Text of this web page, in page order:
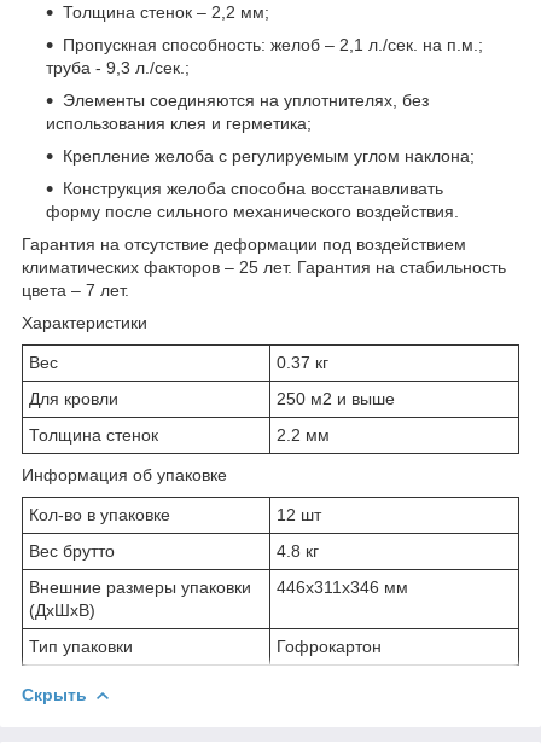
Толщина стенок – 2,2 мм;
Пропускная способность: желоб – 2,1 л./сек. на п.м.;
труба - 9,3 л./сек.;
Элементы соединяются на уплотнителях, без
использования клея и герметика;
Крепление желоба с регулируемым углом наклона;
Конструкция желоба способна восстанавливать
форму после сильного механического воздействия.
Гарантия на отсутствие деформации под воздействием
климатических факторов – 25 лет. Гарантия на стабильность
цвета – 7 лет.
Характеристики
Вес
0.37 кг
Для кровли
250 м2 и выше
Толщина стенок
2.2 мм
Информация об упаковке
Кол-во в упаковке
12 шт
Вес брутто
4.8 кг
Внешние размеры упаковки
(ДхШхВ)
446x311x346 мм
Тип упаковки Гофрокартон
Скрыть